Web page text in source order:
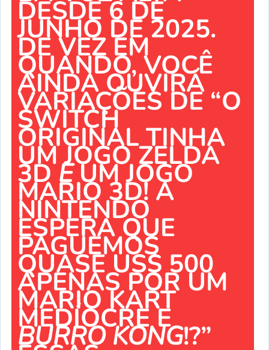
DESDE 6 DE
JUNHO DE 2025.
DE VEZ EM
QUANDO, VOCÊ
AINDA OUVIRÁ
VARIAÇÕES DE “O
SWITCH
ORIGINAL TINHA
UM JOGO ZELDA
3DEUM JOGO
MARIO 3D! A
NINTENDO
ESPERA QUE
PAGUEMOS
QUASE US$ 500
APENAS POR UM
MARIO KART
MEDÍOCRE E
BURRO KONG!?”